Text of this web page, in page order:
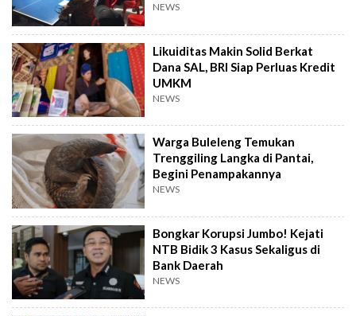
NEWS
Likuiditas Makin Solid Berkat
Dana SAL, BRI Siap Perluas Kredit
UMKM
NEWS
Warga Buleleng Temukan
Trenggiling Langka di Pantai,
Begini Penampakannya
NEWS
Bongkar Korupsi Jumbo! Kejati
NTB Bidik 3 Kasus Sekaligus di
Bank Daerah
NEWS